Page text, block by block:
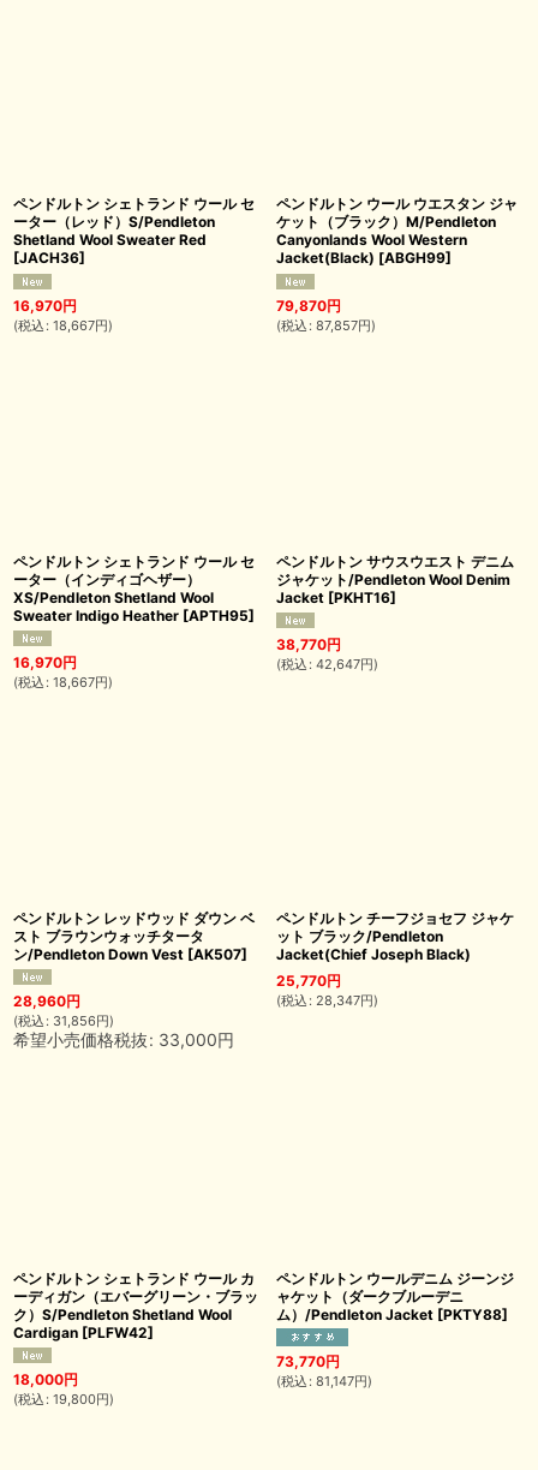
ペンドルトン シェトランド ウール セ
ーター（レッド）S/Pendleton
Shetland Wool Sweater Red
[JACH36]
16,970円
(税込 : 18,667円)
ペンドルトン ウール ウエスタン ジャ
ケット（ブラック）M/Pendleton
Canyonlands Wool Western
Jacket(Black) [ABGH99]
79,870円
(税込 : 87,857円)
ペンドルトン シェトランド ウール セ
ーター（インディゴヘザー）
XS/Pendleton Shetland Wool
Sweater Indigo Heather [APTH95]
16,970円
(税込 : 18,667円)
ペンドルトン サウスウエスト デニム
ジャケット/Pendleton Wool Denim
Jacket [PKHT16]
38,770円
(税込 : 42,647円)
ペンドルトン レッドウッド ダウン ベ
スト ブラウンウォッチタータ
ン/Pendleton Down Vest [AK507]
28,960円
(税込 : 31,856円)
希望小売価格税抜: 33,000円
ペンドルトン チーフジョセフ ジャケ
ット ブラック/Pendleton
Jacket(Chief Joseph Black)
25,770円
(税込 : 28,347円)
ペンドルトン シェトランド ウール カ
ーディガン（エバーグリーン・ブラッ
ク）S/Pendleton Shetland Wool
Cardigan [PLFW42]
18,000円
(税込 : 19,800円)
ペンドルトン ウールデニム ジーンジ
ャケット（ダークブルーデニ
ム）/Pendleton Jacket [PKTY88]
73,770円
(税込 : 81,147円)